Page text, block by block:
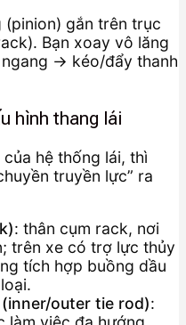
(pinion) gắn trên trục
Bạn xoay vô lăng
→ kéo/đẩy thanh
hình thang lái
của hệ thống lái, thì
truyền lực” ra
: thân cụm rack, nơi
trên xe có trợ lực thủy
tích hợp buồng dầu
outer tie rod):